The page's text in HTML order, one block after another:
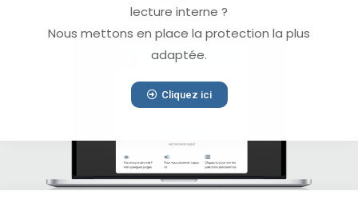
lecture interne ?
Nous mettons en place la protection la plus
adaptée.
Cliquez ici